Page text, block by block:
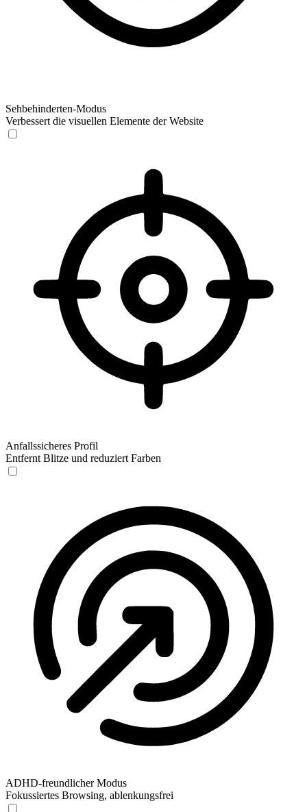
Sehbehinderten-Modus
Verbessert die visuellen Elemente der Website
Anfallssicheres Profil
Entfernt Blitze und reduziert Farben
ADHD-freundlicher Modus
Fokussiertes Browsing, ablenkungsfrei